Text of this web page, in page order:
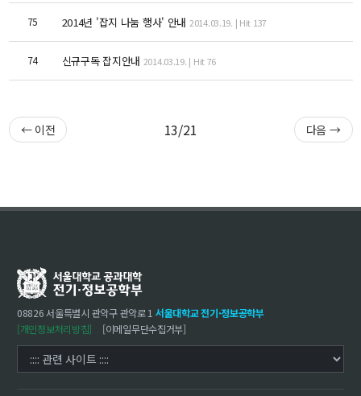
교과목이수규정
교과목이수규정
연합전공 인공지능
공지사항
보유도서
커뮤니티
75 2014년 '잡지 나눔 행사' 안내 2014.03.19. | Hit 137
74 신규구독 잡지안내 2014.03.19. | Hit 76
← 이전 13/21 다음 →
08826 서울특별시 관악구 관악로 1 서울대학교 전기·정보공학부
[개인정보처리방침]
[이메일무단수집거부]